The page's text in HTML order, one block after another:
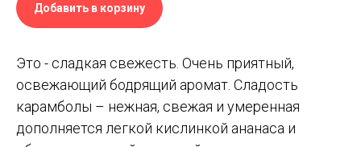
Добавить в корзину
Это - сладкая свежесть. Очень приятный,
освежающий бодрящий аромат. Сладость
карамболы – нежная, свежая и умеренная
дополняется легкой кислинкой ананаса и